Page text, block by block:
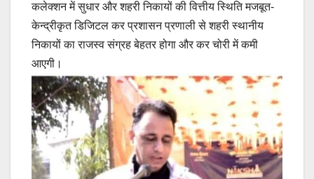
कलेक्शन में सुधार और शहरी निकायों की वित्तीय स्थिति मजबूत-
केन्द्रीकृत डिजिटल कर प्रशासन प्रणाली से शहरी स्थानीय
निकायों का राजस्व संग्रह बेहतर होगा और कर चोरी में कमी
आएगी।